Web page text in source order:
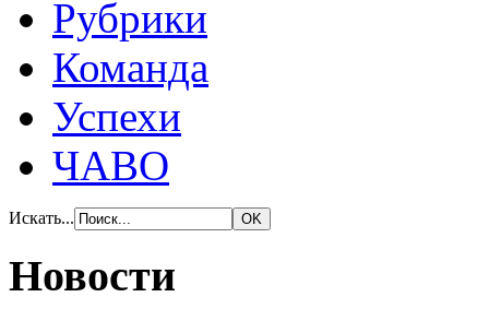
Рубрики
Команда
Успехи
ЧАВО
Искать...
Новости